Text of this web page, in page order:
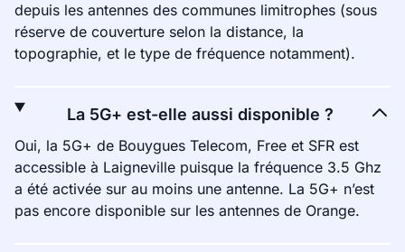
depuis les antennes des communes limitrophes (sous
réserve de couverture selon la distance, la
topographie, et le type de fréquence notamment).
La 5G+ est-elle aussi disponible ?
Oui, la 5G+ de Bouygues Telecom, Free et SFR est
accessible à Laigneville puisque la fréquence 3.5 Ghz
a été activée sur au moins une antenne. La 5G+ n’est
pas encore disponible sur les antennes de Orange.